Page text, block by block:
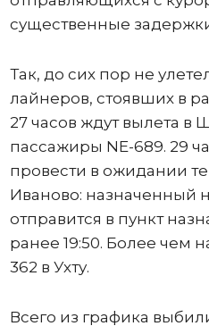
существенные
Так, до сих пор не
лайнеров, стоявших в
27 часов ждут вылета
пассажиры NE-689. 29
провести в ожидании
Иваново: назначенный
отправится в пункт
ранее 19:50. Более чем
362 в Ухту.
Всего из графика